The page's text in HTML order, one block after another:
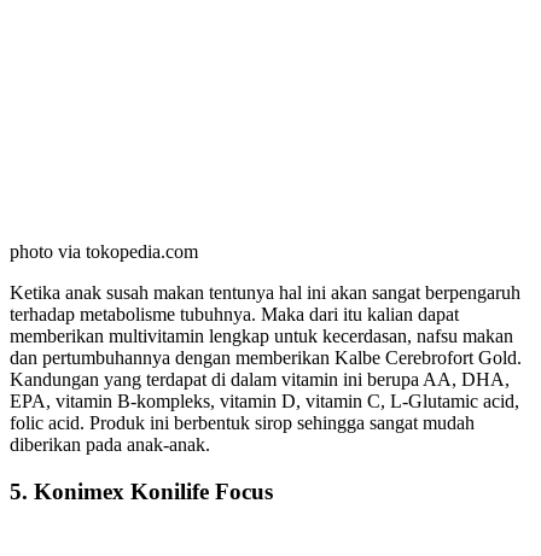
photo via tokopedia.com
Ketika anak susah makan tentunya hal ini akan sangat berpengaruh
terhadap metabolisme tubuhnya. Maka dari itu kalian dapat
memberikan multivitamin lengkap untuk kecerdasan, nafsu makan
dan pertumbuhannya dengan memberikan Kalbe Cerebrofort Gold.
Kandungan yang terdapat di dalam vitamin ini berupa AA, DHA,
EPA, vitamin B-kompleks, vitamin D, vitamin C, L-Glutamic acid,
folic acid. Produk ini berbentuk sirop sehingga sangat mudah
diberikan pada anak-anak.
5. Konimex Konilife Focus